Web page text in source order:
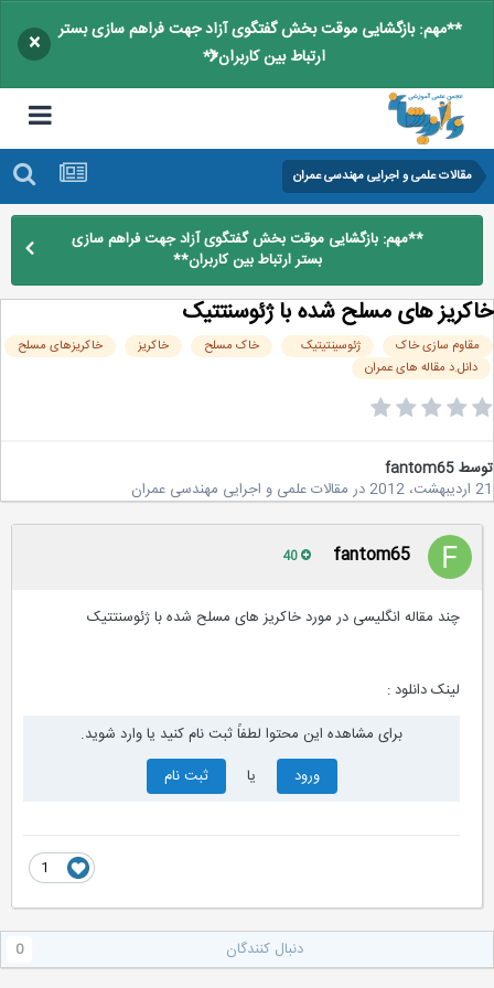
**مهم: بازگشایی موقت بخش گفتگوی آزاد جهت فراهم سازی بستر
ارتباط بین کاربران**
×
مقالات علمی و اجرایی مهندسی عمران
**مهم: بازگشایی موقت بخش گفتگوی آزاد جهت فراهم سازی
بستر ارتباط بین کاربران**
های مسلح شده با ژئوسنتتیک
سازی خاک ژئوسینتیتیک خاک مسلح خاکریز
خاکریزهای مسلح
دانل.د مقاله های عمران
fantom65
درمقالات علمی و اجرایی مهندسی عمران
fantom65
چند مقاله انگلیسی در مورد خاکریز های مسلح شده با ژئوسنتتیک
لینک دانلود :
برای مشاهده این محتوا لطفاً ثبت نام کنید یا وارد شوید.
ورود
ثبت نام
دنبال کنندگان